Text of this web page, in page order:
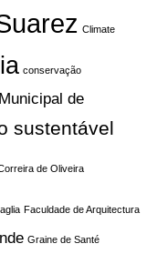
Climate
conservação
de
sustentável
de Oliveira
Faculdade de Arquitectura
Graine de Santé